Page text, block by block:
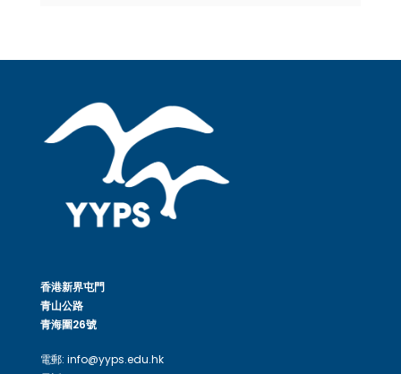
香港新界屯門
青山公路
青海圍26號
電郵: info@yyps.edu.hk